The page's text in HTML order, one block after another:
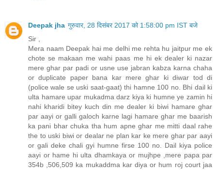
Deepak jha गुरुवार, 28 दिसंबर 2017 को 1:58:00 pm IST बजे
Sir ,
Mera naam Deepak hai me delhi me rehta hu jaitpur me ek
chote se makaan me wahi paas me hi ek dealer ki nazar
mere ghar par padi or usne use jabran kabza karna chaha
or duplicate paper bana kar mere ghar ki diwar tod di
(police wale se uski saat-gaat) thi hamne 100 no. Bhi dail ki
ulta hamare upar mukadma darz kiya ki humne ye zamin hi
nahi kharidi bitey kuch din me dealer ki biwi hamare ghar
par aayi or galli galoch karne lagi hamare ghar me baarish
ka pani bhar chuka tha hum apne ghar me mitti daal rahe
the to uski biwi or dealar ne plan kar ke mere ghar par aayi
or gali deke chali gyi humne firse 100 no. Dail kiya police
aayi or hame hi ulta dhamkaya or mujhpe ,mere papa par
354b ,506,509 ka mukaddma kar diya or hum roj court jaa